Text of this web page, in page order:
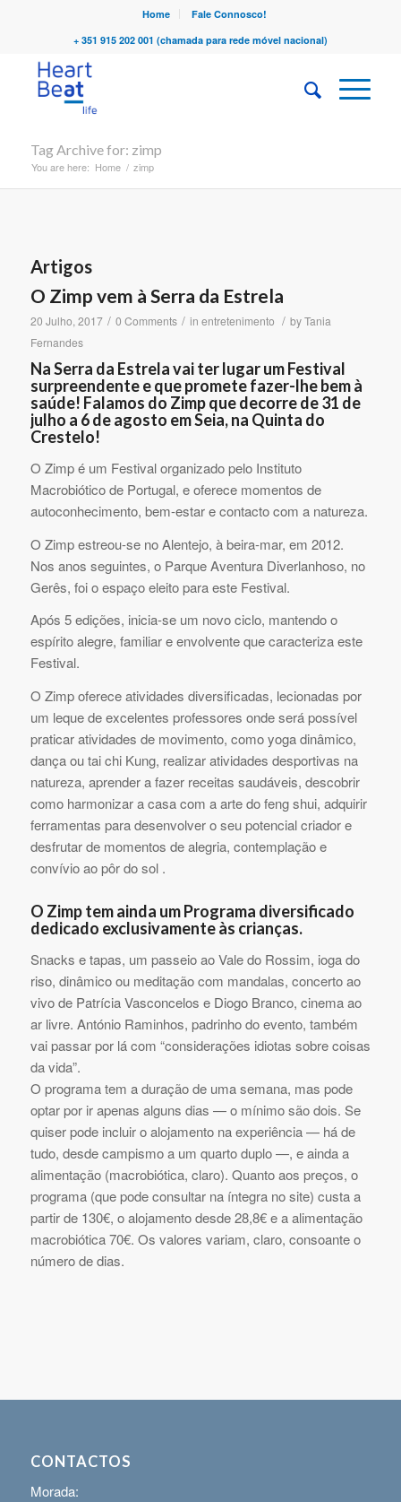
Home
Fale Connosco!
+ 351 915 202 001 (chamada para rede móvel nacional)
Tag Archive for: zimp
You are here: Home / zimp
Artigos
O Zimp vem à Serra da Estrela
20 Julho, 2017 / 0 Comments / in entretenimento / byTania
Fernandes
Na Serra da Estrela vai ter lugar um Festival
surpreendente e que promete fazer-lhe bem à
saúde! Falamos do Zimp que decorre de 31 de
julho a 6 de agosto em Seia, na Quinta do
Crestelo!
O Zimp é um Festival organizado pelo Instituto
Macrobiótico de Portugal, e oferece momentos de
autoconhecimento, bem-estar e contacto com a natureza.
O Zimp estreou-se no Alentejo, à beira-mar, em 2012.
Nos anos seguintes, o Parque Aventura Diverlanhoso, no
Gerês, foi o espaço eleito para este Festival.
Após 5 edições, inicia-se um novo ciclo, mantendo o
espírito alegre, familiar e envolvente que caracteriza este
Festival.
O Zimp oferece atividades diversificadas, lecionadas por
um leque de excelentes professores onde será possível
praticar atividades de movimento, como yoga dinâmico,
dança ou tai chi Kung, realizar atividades desportivas na
natureza, aprender a fazer receitas saudáveis, descobrir
como harmonizar a casa com a arte do feng shui, adquirir
ferramentas para desenvolver o seu potencial criador e
desfrutar de momentos de alegria, contemplação e
convívio ao pôr do sol .
O Zimp tem ainda um Programa diversificado
dedicado exclusivamente às crianças.
Snacks e tapas, um passeio ao Vale do Rossim, ioga do
riso, dinâmico ou meditação com mandalas, concerto ao
vivo de Patrícia Vasconcelos e Diogo Branco, cinema ao
ar livre. António Raminhos, padrinho do evento, também
vai passar por lá com “considerações idiotas sobre coisas
da vida”.
O programa tem a duração de uma semana, mas pode
optar por ir apenas alguns dias — o mínimo são dois. Se
quiser pode incluir o alojamento na experiência — há de
tudo, desde campismo a um quarto duplo —, e ainda a
alimentação (macrobiótica, claro). Quanto aos preços, o
programa (que pode consultar na íntegra no site) custa a
partir de 130€, o alojamento desde 28,8€ e a alimentação
macrobiótica 70€. Os valores variam, claro, consoante o
número de dias.
CONTACTOS
Morada: